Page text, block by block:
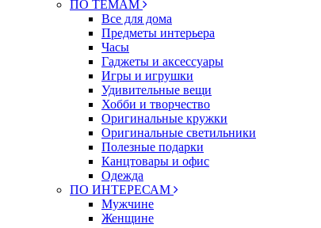
ПО ТЕМАМ
Все для дома
Предметы интерьера
Часы
Гаджеты и аксессуары
Игры и игрушки
Удивительные вещи
Хобби и творчество
Оригинальные кружки
Оригинальные светильники
Полезные подарки
Канцтовары и офис
Одежда
ПО ИНТЕРЕСАМ
Мужчине
Женщине